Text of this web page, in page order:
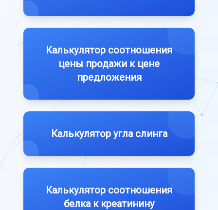
Калькулятор соотношения
цены продажи к цене
предложения
Калькулятор угла слинга
Калькулятор соотношения
белка к креатинину